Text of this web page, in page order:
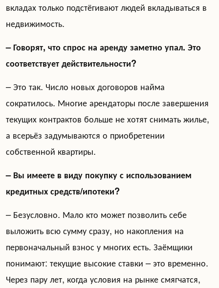
вкладах только подстёгивают людей вкладываться в
недвижимость.
– Говорят, что спрос на аренду заметно упал. Это
соответствует действительности?
– Это так. Число новых договоров найма
сократилось. Многие арендаторы после завершения
текущих контрактов больше не хотят снимать жилье,
а всерьёз задумываются о приобретении
собственной квартиры.
– Вы имеете в виду покупку с использованием
кредитных средств/ипотеки?
– Безусловно. Мало кто может позволить себе
выложить всю сумму сразу, но накопления на
первоначальный взнос у многих есть. Заёмщики
понимают: текущие высокие ставки – это временно.
Через пару лет, когда условия на рынке смягчатся,